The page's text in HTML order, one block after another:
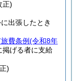
正)
出張したとき
費条例(令和8年
掲げる者に支給
)